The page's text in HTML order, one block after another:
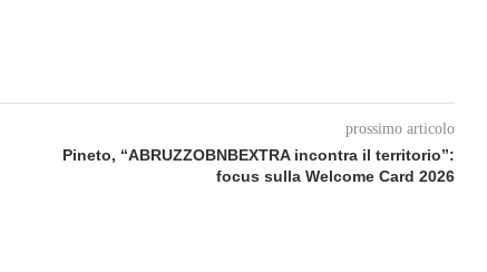
prossimo articolo
Pineto, “ABRUZZOBNBEXTRA incontra il territorio”:
focus sulla Welcome Card 2026